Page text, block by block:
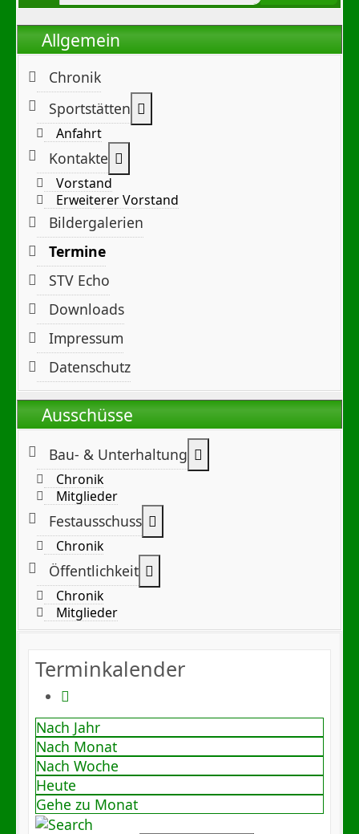
Allgemein
Chronik
Sportstätten
Anfahrt
Kontakte
Vorstand
Erweiterer Vorstand
Bildergalerien
Termine
STV Echo
Downloads
Impressum
Datenschutz
Ausschüsse
Bau- & Unterhaltung
Chronik
Mitglieder
Festausschuss
Chronik
Öffentlichkeit
Chronik
Mitglieder
Terminkalender
Nach Jahr
Nach Monat
Nach Woche
Heute
Gehe zu Monat